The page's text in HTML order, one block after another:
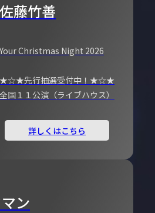
佐藤竹善
Your Christmas Night 2026
★☆★先行抽選受付中！★☆★
全国１１公演（ライブハウス）
詳しくはこちら
ン